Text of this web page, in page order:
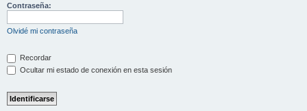
Contraseña:
Olvidé mi contraseña
Recordar
Ocultar mi estado de conexión en esta sesión